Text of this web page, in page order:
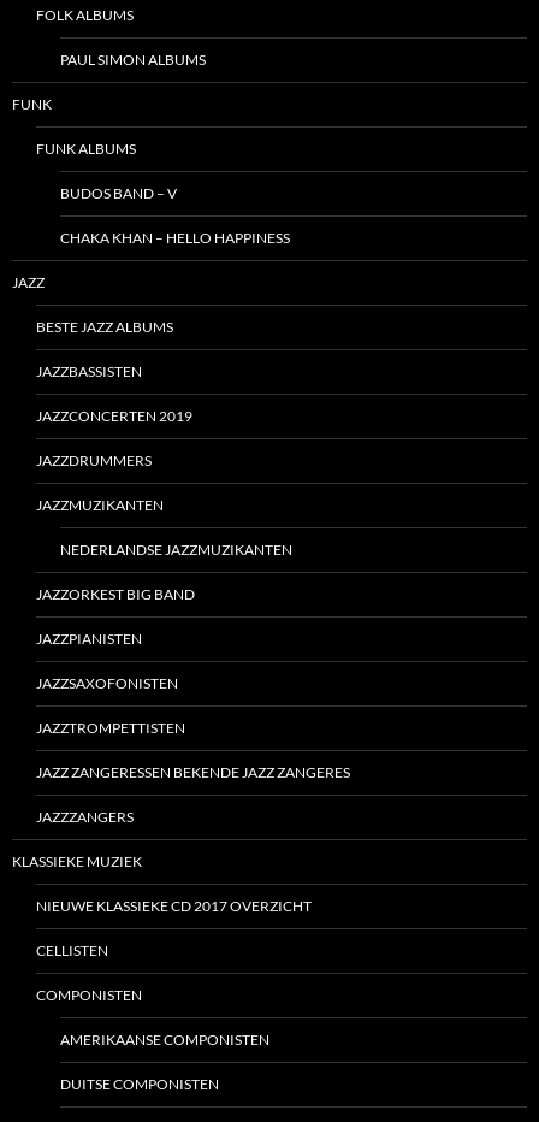
FOLK ALBUMS
PAUL SIMON ALBUMS
FUNK
FUNK ALBUMS
BUDOS BAND – V
CHAKA KHAN – HELLO HAPPINESS
JAZZ
BESTE JAZZ ALBUMS
JAZZBASSISTEN
JAZZCONCERTEN 2019
JAZZDRUMMERS
JAZZMUZIKANTEN
NEDERLANDSE JAZZMUZIKANTEN
JAZZORKEST BIG BAND
JAZZPIANISTEN
JAZZSAXOFONISTEN
JAZZTROMPETTISTEN
JAZZ ZANGERESSEN BEKENDE JAZZ ZANGERES
JAZZZANGERS
KLASSIEKE MUZIEK
NIEUWE KLASSIEKE CD 2017 OVERZICHT
CELLISTEN
COMPONISTEN
AMERIKAANSE COMPONISTEN
DUITSE COMPONISTEN